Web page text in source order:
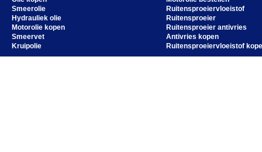
Smeerolie
Hydrauliek olie
Motorolie kopen
Smeervet
Kruipolie
Ruitensproeiervloeistof
Ruitensproeier
Ruitensproeier antivries
Antivries kopen
Ruitensproeiervloeistof